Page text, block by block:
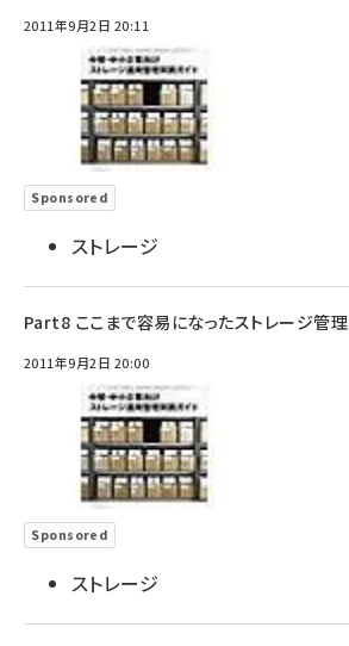
2011年9月2日 20:11
Sponsored
ストレージ
Part8 ここまで容易になったストレージ管理
2011年9月2日 20:00
Sponsored
ストレージ